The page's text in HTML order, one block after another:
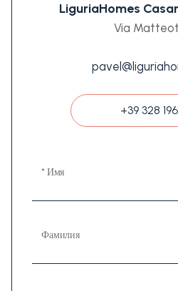
LiguriaHomes
Via
+39 328
* Имя
Фамилия